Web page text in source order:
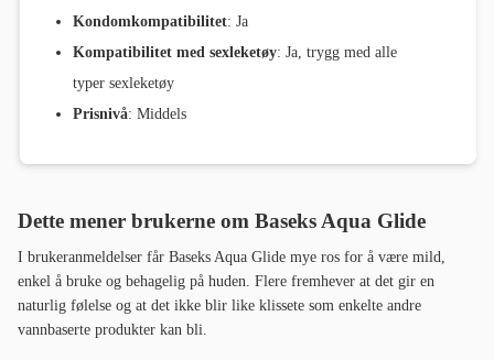
Kondomkompatibilitet: Ja
Kompatibilitet med sexleketøy: Ja, trygg med alle
typer sexleketøy
Prisnivå: Middels
Dette mener brukerne om Baseks Aqua Glide
I brukeranmeldelser får Baseks Aqua Glide mye ros for å være mild,
enkel å bruke og behagelig på huden. Flere fremhever at det gir en
naturlig følelse og at det ikke blir like klissete som enkelte andre
vannbaserte produkter kan bli.